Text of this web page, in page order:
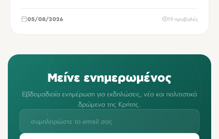
05/08/2026 19 προβολές
Μείνε ενημερωμένος
Εβδομαδιαία ενημέρωση για εκδηλώσεις, νέα και πολιτιστικά
δρώμενα της Κρήτης.